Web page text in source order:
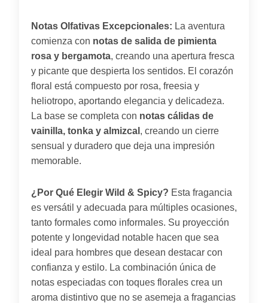
Notas Olfativas Excepcionales: La aventura
comienza con notas de salida de pimienta
rosa y bergamota, creando una apertura fresca
y picante que despierta los sentidos. El corazón
floral está compuesto por rosa, freesia y
heliotropo, aportando elegancia y delicadeza.
La base se completa con notas cálidas de
vainilla, tonka y almizcal , creando un cierre
sensual y duradero que deja una impresión
memorable.
¿Por Qué Elegir Wild & Spicy? Esta fragancia
es versátil y adecuada para múltiples ocasiones,
tanto formales como informales. Su proyección
potente y longevidad notable hacen que sea
ideal para hombres que desean destacar con
confianza y estilo. La combinación única de
notas especiadas con toques florales crea un
aroma distintivo que no se asemeja a fragancias